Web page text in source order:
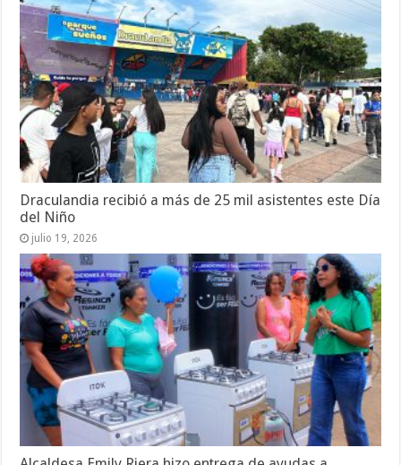
Draculandia recibió a más de 25 mil asistentes este Día
del Niño
julio 19, 2026